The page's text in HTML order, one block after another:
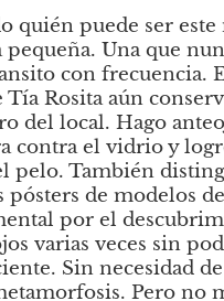
quién puede ser
Una que
con frecuencia.
Tía Rosita aún
del local. Hago
contra el vidrio y
pelo. También
de modelos
por el
varias veces sin
Sin necesidad
Pero